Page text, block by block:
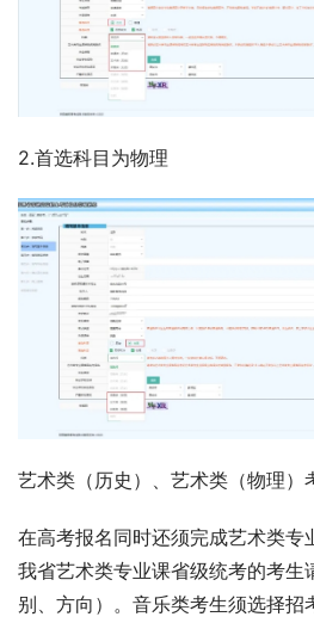
2.首选科目为物理
艺术类（历史）、艺术类（物理）
在高考报名同时还须完成艺术类专
我省艺术类专业课省级统考的考生
别、方向）。音乐类考生须选择招